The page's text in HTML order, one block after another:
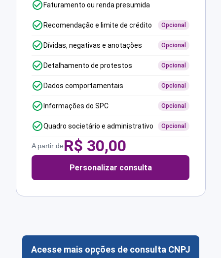
Faturamento ou renda presumida
Recomendação e limite de crédito Opcional
Dívidas, negativas e anotações Opcional
Detalhamento de protestos Opcional
Dados comportamentais Opcional
Informações do SPC Opcional
Quadro societário e administrativo Opcional
A partir deR$ 30,00
Personalizar consulta
Acesse mais opções de consulta CNPJ